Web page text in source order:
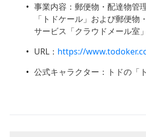
事業内容：郵便物・配達物管
「トドケール」および郵便物
サービス「クラウドメール室
URL： https://
公式キャラクター：トドの「